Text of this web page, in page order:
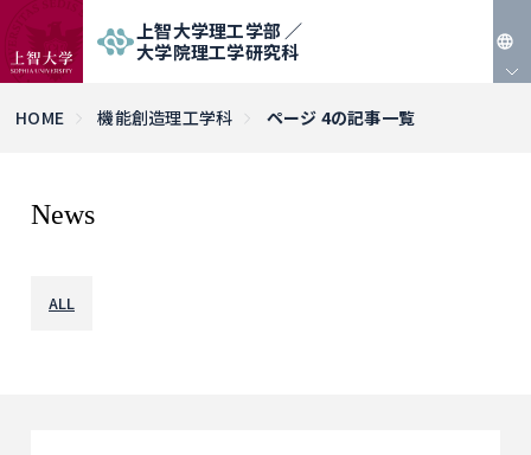
上智大学理工学部 ／
大学院理工学研究科
HOME 機能創造理工学科 ページ 4の記事一覧
News
ALL